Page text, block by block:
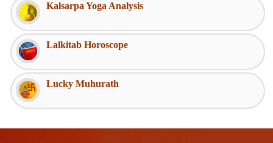
Kalsarpa Yoga Analysis
Lalkitab Horoscope
Lucky Muhurath